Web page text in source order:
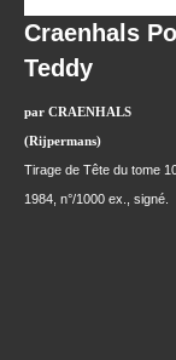
Craenhals
Teddy
par CRAENHALS
(Rijpermans)
Tirage de Tête du tome
1984, n°/1000 ex., signé.